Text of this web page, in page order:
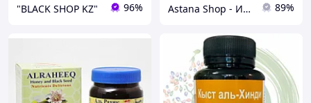
"BLACK SHOP KZ" 96% Astana Shop - Интернет Магазин 89%